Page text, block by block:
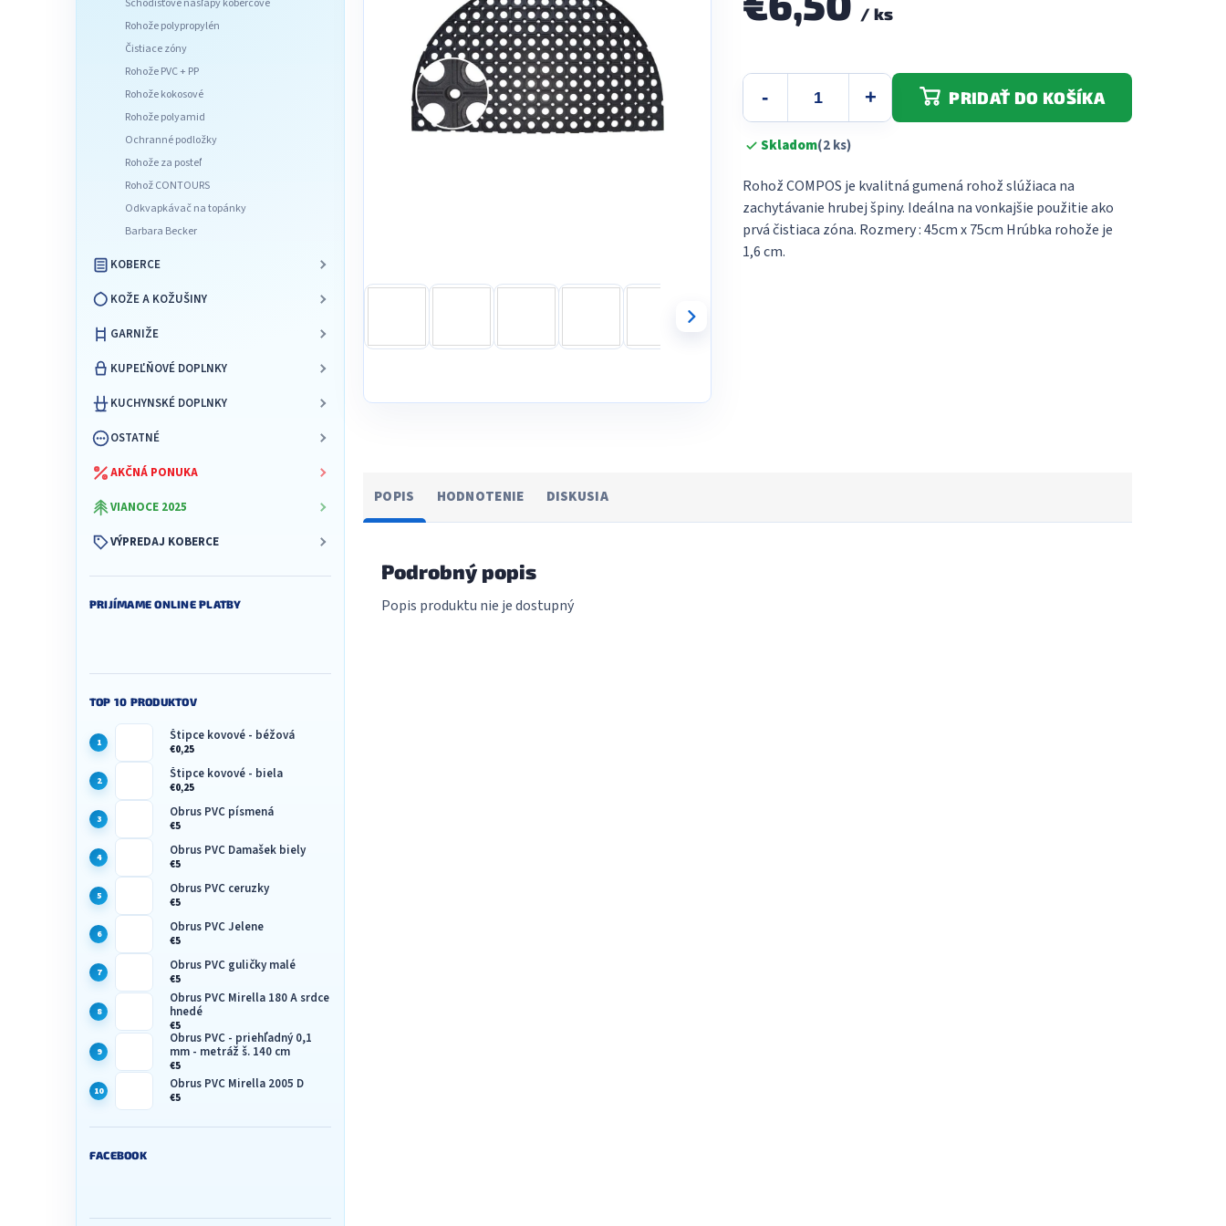
Schodišťové nášľapy kobercové
Rohože polypropylén
Čistiace zóny
Rohože PVC + PP
Rohože kokosové
Rohože polyamid
Ochranné podložky
Rohože za posteľ
Rohož CONTOURS
Odkvapkávač na topánky
Barbara Becker
KOBERCE
KOŽE A KOŽUŠINY
GARNIŽE
KUPEĽŇOVÉ DOPLNKY
KUCHYNSKÉ DOPLNKY
OSTATNÉ
AKČNÁ PONUKA
VIANOCE 2025
VÝPREDAJ KOBERCE
PRIJÍMAME ONLINE PLATBY
TOP 10 PRODUKTOV
Štipce kovové - béžová
€0,25
Štipce kovové - biela
€0,25
Obrus PVC písmená
€5
Obrus PVC Damašek biely
€5
Obrus PVC ceruzky
€5
Obrus PVC Jelene
€5
Obrus PVC guličky malé
€5
Obrus PVC Mirella 180 A srdce
hnedé
€5
Obrus PVC - priehľadný 0,1
mm - metráž š. 140 cm
€5
Obrus PVC Mirella 2005 D
€5
FACEBOOK
5
hviezdičiek.
/ ks
Skladom(2 ks)
PRIDAŤ DO KOŠÍKA
Rohož COMPOS je kvalitná gumená rohož slúžiaca na
zachytávanie hrubej špiny. Ideálna na vonkajšie použitie ako
prvá čistiaca zóna. Rozmery : 45cm x 75cm Hrúbka rohože je
1,6 cm.
POPIS HODNOTENIE DISKUSIA
Podrobný popis
Popis produktu nie je dostupný